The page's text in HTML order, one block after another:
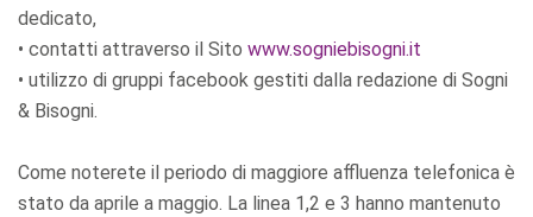
dedicato,
• contatti attraverso il Sito www.sogniebisogni.it
• utilizzo di gruppi facebook gestiti dalla redazione di Sogni
& Bisogni.
Come noterete il periodo di maggiore affluenza telefonica è
stato da aprile a maggio. La linea 1,2 e 3 hanno mantenuto